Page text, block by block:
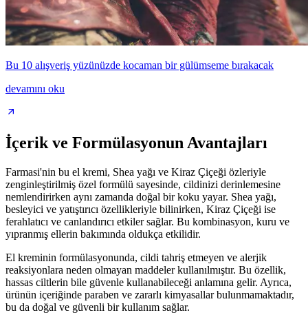
Bu 10 alışveriş yüzünüzde kocaman bir gülümseme bırakacak
devamını oku
İçerik ve Formülasyonun Avantajları
Farmasi'nin bu el kremi, Shea yağı ve Kiraz Çiçeği özleriyle
zenginleştirilmiş özel formülü sayesinde, cildinizi derinlemesine
nemlendirirken aynı zamanda doğal bir koku yayar. Shea yağı,
besleyici ve yatıştırıcı özellikleriyle bilinirken, Kiraz Çiçeği ise
ferahlatıcı ve canlandırıcı etkiler sağlar. Bu kombinasyon, kuru ve
yıpranmış ellerin bakımında oldukça etkilidir.
El kreminin formülasyonunda, cildi tahriş etmeyen ve alerjik
reaksiyonlara neden olmayan maddeler kullanılmıştır. Bu özellik,
hassas ciltlerin bile güvenle kullanabileceği anlamına gelir. Ayrıca,
ürünün içeriğinde paraben ve zararlı kimyasallar bulunmamaktadır,
bu da doğal ve güvenli bir kullanım sağlar.